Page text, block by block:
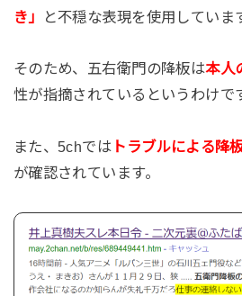
き」
と不穏な表現を使用していま
そのため、五右衛門の降板は本人
性が指摘されているというわけで
また、5chでは トラブルによる降
が確認されています。